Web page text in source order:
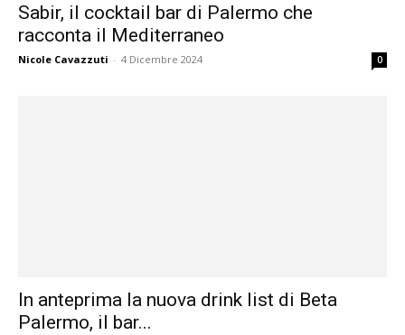
Sabir, il cocktail bar di Palermo che
racconta il Mediterraneo
Nicole Cavazzuti - 4 Dicembre 2024 0
In anteprima la nuova drink list di Beta
Palermo, il bar...